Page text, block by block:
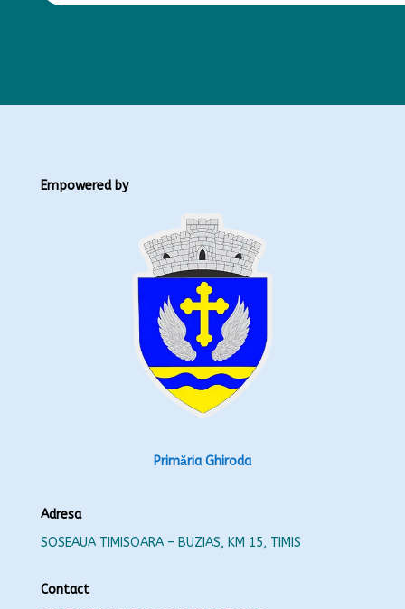
Empowered by
Primăria Ghiroda
Adresa
SOSEAUA TIMISOARA – BUZIAS, KM 15, TIMIS
Contact